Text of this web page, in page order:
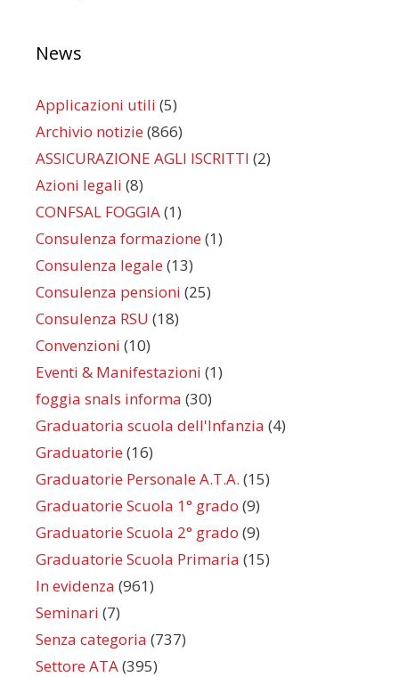
News
Applicazioni utili (5)
Archivio notizie (866)
ASSICURAZIONE AGLI ISCRITTI (2)
Azioni legali (8)
CONFSAL FOGGIA(1)
Consulenza formazione (1)
Consulenza legale (13)
Consulenza pensioni (25)
Consulenza RSU (18)
Convenzioni (10)
Eventi & Manifestazioni (1)
foggia snals informa (30)
Graduatoria scuola dell'Infanzia (4)
Graduatorie (16)
Graduatorie Personale A.T.A. (15)
Graduatorie Scuola 1° grado (9)
Graduatorie Scuola 2° grado (9)
Graduatorie Scuola Primaria (15)
In evidenza (961)
Seminari (7)
Senza categoria (737)
Settore ATA(395)